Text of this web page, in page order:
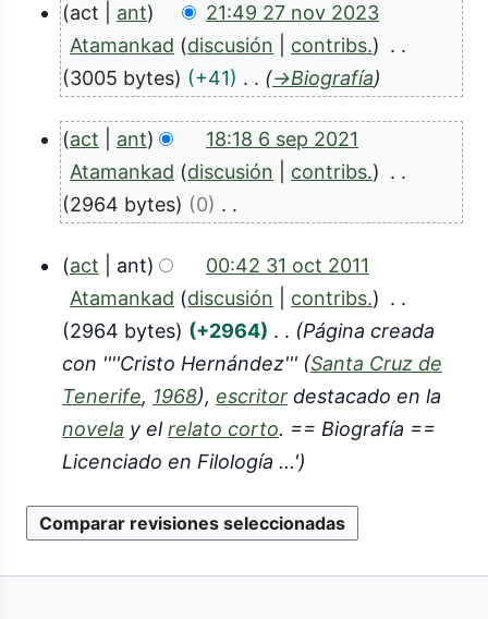
act ant
21:49 27 nov 2023
Atamankad
discusión
contribs.
3005 bytes
+41 →Biografía
act ant
18:18 6 sep 2021
Atamankad
discusión
contribs.
2964 bytes
0
i
n
r
e
s
u
m
n
0
act ant
00:42 31 oct 2011
Atamankad
discusión
contribs.
2964 bytes
+2964
Página creada
con ''''Cristo Hernández''' (Santa Cruz de
Tenerife, 1968), escritor destacado en la
novela y elrelato corto. == Biografía ==
Licenciado en Filología ...'